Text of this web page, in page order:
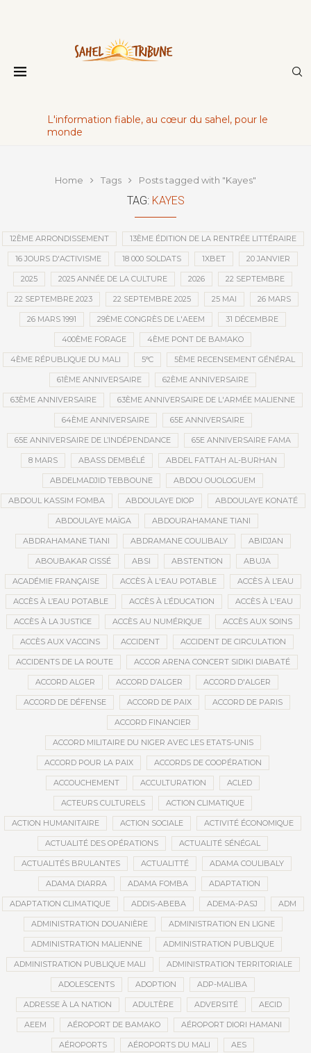
L'information fiable, au cœur du sahel, pour le
monde
Home Tags Posts tagged with "Kayes"
TAG: KAYES
12ÈME ARRONDISSEMENT 13ÈME ÉDITION DE LA RENTRÉE LITTÉRAIRE
16 JOURS D'ACTIVISME 18 000 SOLDATS 1XBET 20 JANVIER
2025 2025 ANNÉE DE LA CULTURE 2026 22 SEPTEMBRE
22 SEPTEMBRE 2023 22 SEPTEMBRE 2025 25 MAI 26 MARS
26 MARS 1991 29ÈME CONGRÈS DE L'AEEM 31 DÉCEMBRE
400ÈME FORAGE 4ÈME PONT DE BAMAKO
4ÈME RÉPUBLIQUE DU MALI 5°C 5ÈME RECENSEMENT GÉNÉRAL
61ÈME ANNIVERSAIRE 62ÈME ANNIVERSAIRE
63ÈME ANNIVERSAIRE 63ÈME ANNIVERSAIRE DE L'ARMÉE MALIENNE
64ÈME ANNIVERSAIRE 65E ANNIVERSAIRE
65E ANNIVERSAIRE DE L’INDÉPENDANCE 65E ANNIVERSAIRE FAMA
8 MARS ABASS DEMBÉLÉ ABDEL FATTAH AL-BURHAN
ABDELMADJID TEBBOUNE ABDOU OUOLOGUEM
ABDOUL KASSIM FOMBA ABDOULAYE DIOP ABDOULAYE KONATÉ
ABDOULAYE MAÏGA ABDOURAHAMANE TIANI
ABDRAHAMANE TIANI ABDRAMANE COULIBALY ABIDJAN
ABOUBAKAR CISSÉ ABSI ABSTENTION ABUJA
ACADÉMIE FRANÇAISE ACCÈS À L'EAU POTABLE ACCÈS À L’EAU
ACCÈS À L’EAU POTABLE ACCÈS À L’ÉDUCATION ACCÈS À L'EAU
ACCÈS À LA JUSTICE ACCÈS AU NUMÉRIQUE ACCÈS AUX SOINS
ACCÈS AUX VACCINS ACCIDENT ACCIDENT DE CIRCULATION
ACCIDENTS DE LA ROUTE ACCOR ARENA CONCERT SIDIKI DIABATÉ
ACCORD ALGER ACCORD D’ALGER ACCORD D'ALGER
ACCORD DE DÉFENSE ACCORD DE PAIX ACCORD DE PARIS
ACCORD FINANCIER
ACCORD MILITAIRE DU NIGER AVEC LES ETATS-UNIS
ACCORD POUR LA PAIX ACCORDS DE COOPÉRATION
ACCOUCHEMENT ACCULTURATION ACLED
ACTEURS CULTURELS ACTION CLIMATIQUE
ACTION HUMANITAIRE ACTION SOCIALE ACTIVITÉ ÉCONOMIQUE
ACTUALITÉ DES OPÉRATIONS ACTUALITÉ SÉNÉGAL
ACTUALITÉS BRULANTES ACTUALITTÉ ADAMA COULIBALY
ADAMA DIARRA ADAMA FOMBA ADAPTATION
ADAPTATION CLIMATIQUE ADDIS-ABEBA ADEMA-PASJ ADM
ADMINISTRATION DOUANIÈRE ADMINISTRATION EN LIGNE
ADMINISTRATION MALIENNE ADMINISTRATION PUBLIQUE
ADMINISTRATION PUBLIQUE MALI ADMINISTRATION TERRITORIALE
ADOLESCENTS ADOPTION ADP-MALIBA
ADRESSE À LA NATION ADULTÈRE ADVERSITÉ AECID
AEEM AÉROPORT DE BAMAKO AÉROPORT DIORI HAMANI
AÉROPORTS AÉROPORTS DU MALI AES